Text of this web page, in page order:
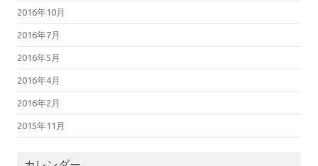
2016年10月
2016年7月
2016年5月
2016年4月
2016年2月
2015年11月